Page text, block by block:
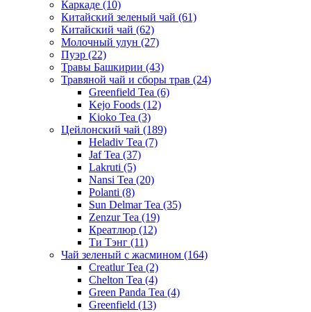
Каркаде (10)
Китайский зеленый чай (61)
Китайский чай (62)
Молочный улун (27)
Пуэр (22)
Травы Башкирии (43)
Травяной чай и сборы трав (24)
Greenfield Tea (6)
Kejo Foods (12)
Kioko Tea (3)
Цейлонский чай (189)
Heladiv Tea (7)
Jaf Tea (37)
Lakruti (5)
Nansi Tea (20)
Polanti (8)
Sun Delmar Tea (35)
Zenzur Tea (19)
Креатлюр (12)
Ти Тэнг (11)
Чай зеленый с жасмином (164)
Creatlur Tea (2)
Chelton Tea (4)
Green Panda Tea (4)
Greenfield (13)